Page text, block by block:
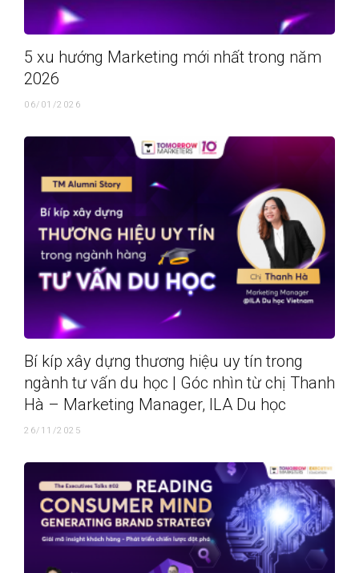
5 xu hướng Marketing mới nhất trong năm
2026
06/01/2026
Bí kíp xây dựng thương hiệu uy tín trong
ngành tư vấn du học | Góc nhìn từ chị Thanh
Hà – Marketing Manager, ILA Du học
26/11/2025